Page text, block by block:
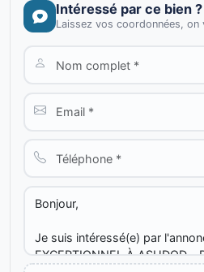
Intéressé par ce bien ?
Laissez vos coordonnées, on